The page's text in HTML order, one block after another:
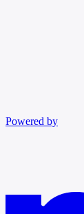
Powered by